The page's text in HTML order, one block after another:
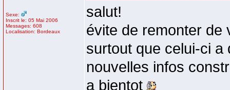
Sexe:
Inscrit le: 05 Mai 2006
Messages: 608
Localisation: Bordeaux
salut!
évite de remonter de
surtout que celui-ci a
nouvelles infos
a bientot